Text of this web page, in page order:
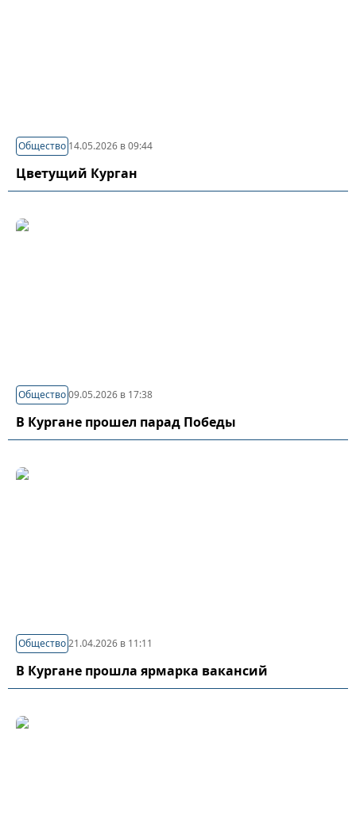
Общество 14.05.2026 в 09:44
Цветущий Курган
Общество09.05.2026 в 17:38
В Кургане прошел парад Победы
Общество21.04.2026 в 11:11
В Кургане прошла ярмарка вакансий